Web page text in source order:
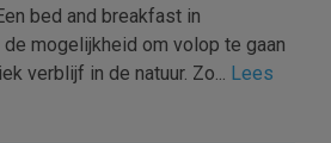
bed and breakfast in
mogelijkheid om volop te gaan
verblijf in de natuur. Zo... Lees